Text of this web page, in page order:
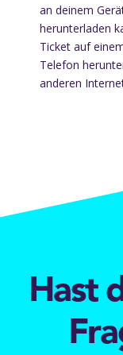
an deinem
herunterladen
Ticket auf
Telefon
anderen
Hast